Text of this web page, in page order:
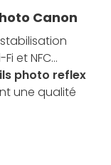
Canon
et NFC…
photo reflex
une qualité